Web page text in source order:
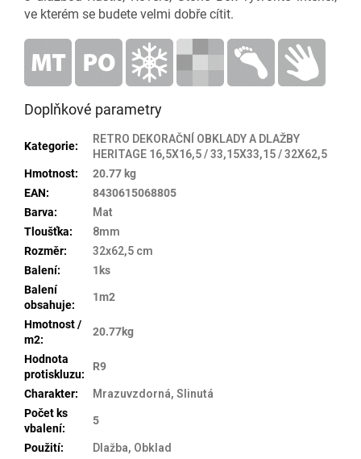
ve kterém se budete velmi dobře cítit.
Doplňkové parametry
Kategorie:
RETRO DEKORAČNÍ OBKLADY A DLAŽBY
HERITAGE 16,5X16,5 / 33,15X33,15 / 32X62,5
Hmotnost:
20.77 kg
EAN:
8430615068805
Barva:
Mat
Tloušťka:
8mm
Rozměr:
32x62,5 cm
Balení:
1ks
Balení
obsahuje:
1m2
Hmotnost /
m2:
20.77kg
Hodnota
protiskluzu:
R9
Charakter:
Mrazuvzdorná, Slinutá
Počet ks
vbalení:
5
Použití:
Dlažba, Obklad